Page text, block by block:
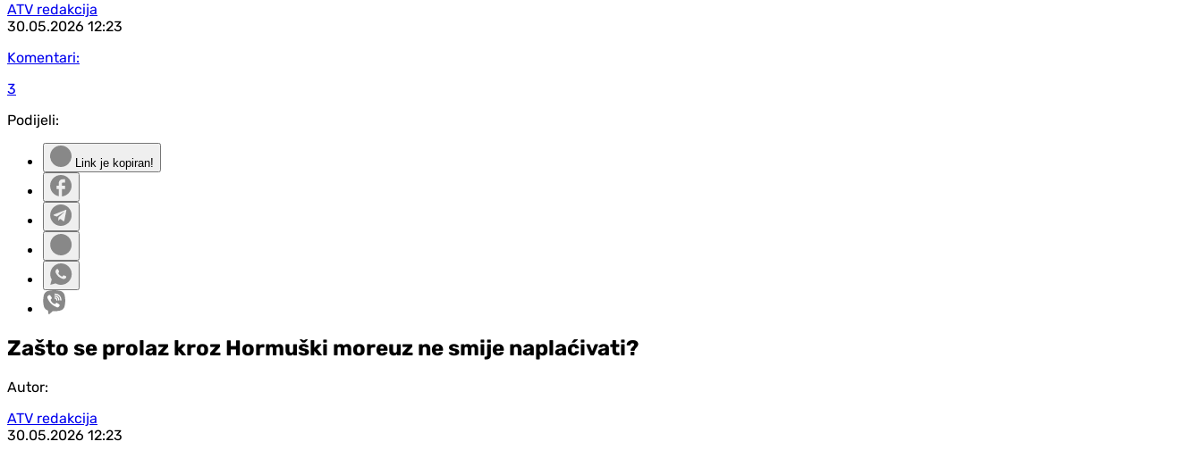
ATV redakcija
30.05.2026 12:23
Komentari:
3
Podijeli:
Link je kopiran!
Zašto se prolaz kroz Hormuški moreuz ne smije naplaćivati?
Autor:
ATV redakcija
30.05.2026 12:23